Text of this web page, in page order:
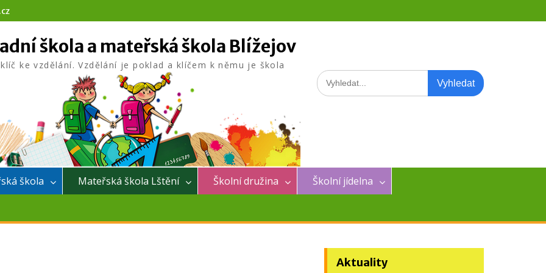
škola a mateřská škola Blížejov
ke vzdělání. Vzdělání je poklad a klíčem k němu je škola
Search
for:
škola Mateřská škola Lštění Školní družina
Školní jídelna
Aktuality